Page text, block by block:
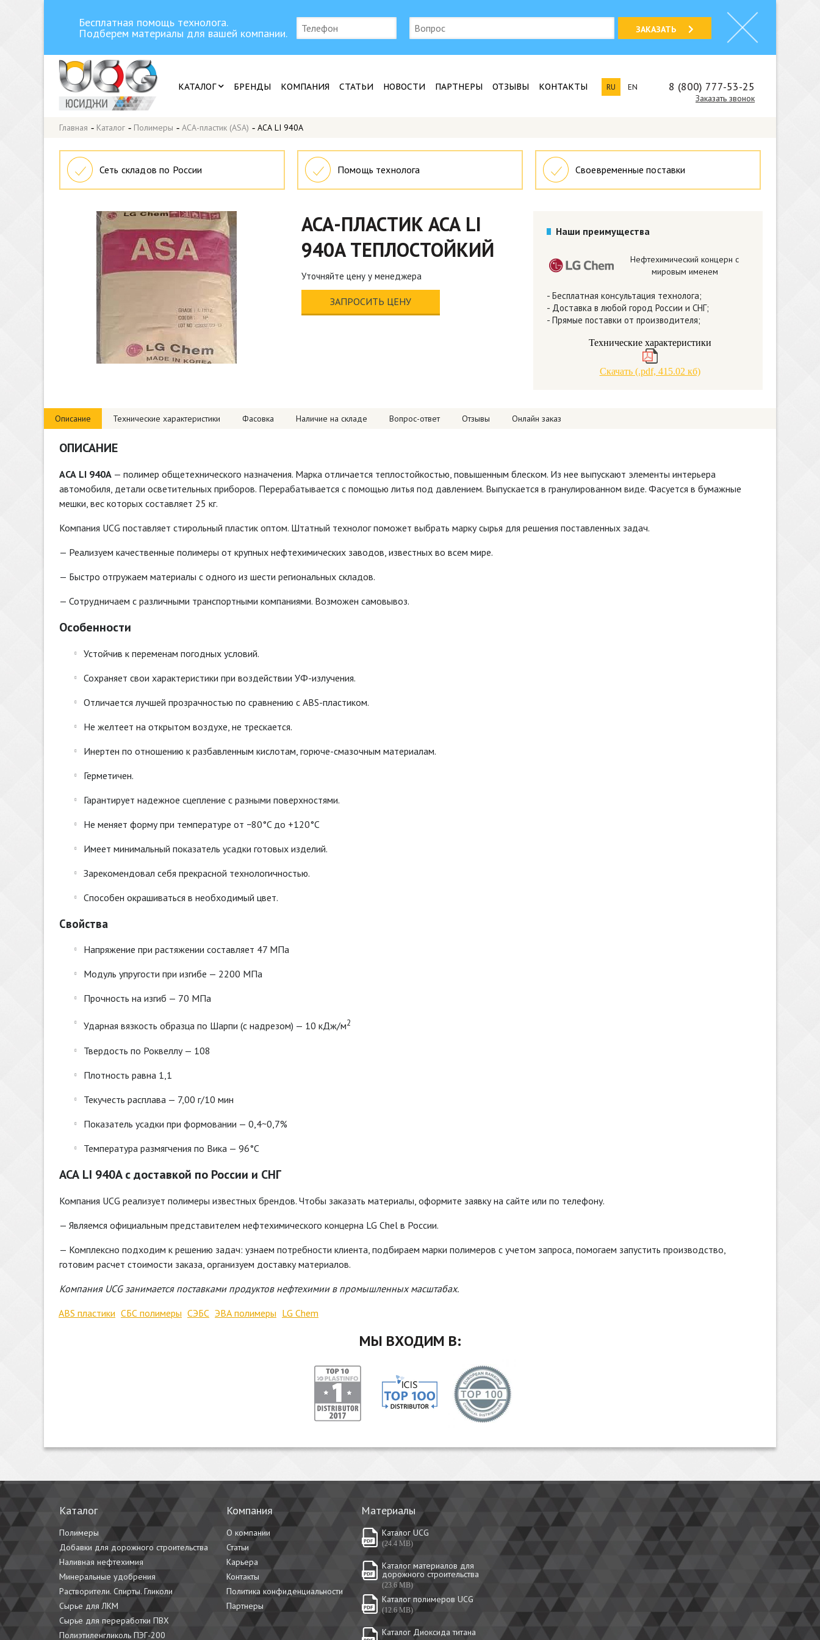
Бесплатная помощь технолога.
Подберем материалы для вашей компании. ЗАКАЗАТЬ
КАТАЛОГ БРЕНДЫ КОМПАНИЯ СТАТЬИ НОВОСТИ ПАРТНЕРЫ ОТЗЫВЫ КОНТАКТЫ RU EN 8 (800) 777-53-25
Заказать звонок
Главная - Каталог - Полимеры - АСА-пластик (ASA) - АСА LI 940A
Сеть складов по России Помощь технолога Своевременные поставки
АСА-ПЛАСТИК АСА LI
940A ТЕПЛОСТОЙКИЙ
Уточняйте цену у менеджера
ЗАПРОСИТЬ ЦЕНУ
Наши преимущества
Нефтехимический концерн с
мировым именем
- Бесплатная консультация технолога;
- Доставка в любой город России и СНГ;
- Прямые поставки от производителя;
Технические характеристики
Скачать (.pdf, 415.02 кб)
Описание Технические характеристики Фасовка Наличие на складе Вопрос-ответ Отзывы Онлайн заказ
ОПИСАНИЕ
АСА LI 940A — полимер общетехнического назначения. Марка отличается теплостойкостью, повышенным блеском. Из нее выпускают элементы интерьера
автомобиля, детали осветительных приборов. Перерабатывается с помощью литья под давлением. Выпускается в гранулированном виде. Фасуется в бумажные
мешки, вес которых составляет 25 кг.
Компания UCG поставляет стирольный пластик оптом. Штатный технолог поможет выбрать марку сырья для решения поставленных задач.
— Реализуем качественные полимеры от крупных нефтехимических заводов, известных во всем мире.
— Быстро отгружаем материалы с одного из шести региональных складов.
— Сотрудничаем с различными транспортными компаниями. Возможен самовывоз.
Особенности
Устойчив к переменам погодных условий.
Сохраняет свои характеристики при воздействии УФ-излучения.
Отличается лучшей прозрачностью по сравнению с ABS-пластиком.
Не желтеет на открытом воздухе, не трескается.
Инертен по отношению к разбавленным кислотам, горюче-смазочным материалам.
Герметичен.
Гарантирует надежное сцепление с разными поверхностями.
Не меняет форму при температуре от −80°C до +120°C
Имеет минимальный показатель усадки готовых изделий.
Зарекомендовал себя прекрасной технологичностью.
Способен окрашиваться в необходимый цвет.
Свойства
Напряжение при растяжении составляет 47 МПа
Модуль упругости при изгибе — 2200 МПа
Прочность на изгиб — 70 МПа
Ударная вязкость образца по Шарпи (с надрезом) — 10 кДж/м2
Твердость по Роквеллу — 108
Плотность равна 1,1
Текучесть расплава — 7,00 г/10 мин
Показатель усадки при формовании — 0,4~0,7%
Температура размягчения по Вика — 96°С
АСА LI 940A с доставкой по России и СНГ
Компания UCG реализует полимеры известных брендов. Чтобы заказать материалы, оформите заявку на сайте или по телефону.
— Являемся официальным представителем нефтехимического концерна LG Chel в России.
— Комплексно подходим к решению задач: узнаем потребности клиента, подбираем марки полимеров с учетом запроса, помогаем запустить производство,
готовим расчет стоимости заказа, организуем доставку материалов.
Компания UCG занимается поставками продуктов нефтехимии в промышленных масштабах.
ABS пластики СБС полимеры СЭБС ЭВА полимеры LG Chem
МЫ ВХОДИМ В:
Каталог
Полимеры
Добавки для дорожного строительства
Наливная нефтехимия
Минеральные удобрения
Растворители. Спирты. Гликоли
Сырье для ЛКМ
Сырье для переработки ПВХ
Полиэтиленгликоль ПЭГ-200
Компания
О компании
Статьи
Карьера
Контакты
Политика конфиденциальности
Партнеры
Материалы
Каталог UCG
(24.4 MB)
Каталог материалов для
дорожного строительства
(23.6 MB)
Каталог полимеров UCG
(12.6 MB)
Каталог Диоксида титана